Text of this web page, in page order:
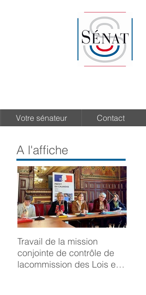
Votre sénateur Contact
A l'affiche
Travail de la mission
conjointe de contrôle de
lacommission des Lois et